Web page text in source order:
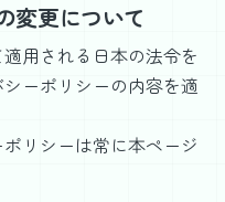
変更について
用される日本の法令を
ーポリシーの内容を適
リシーは常に本ページ